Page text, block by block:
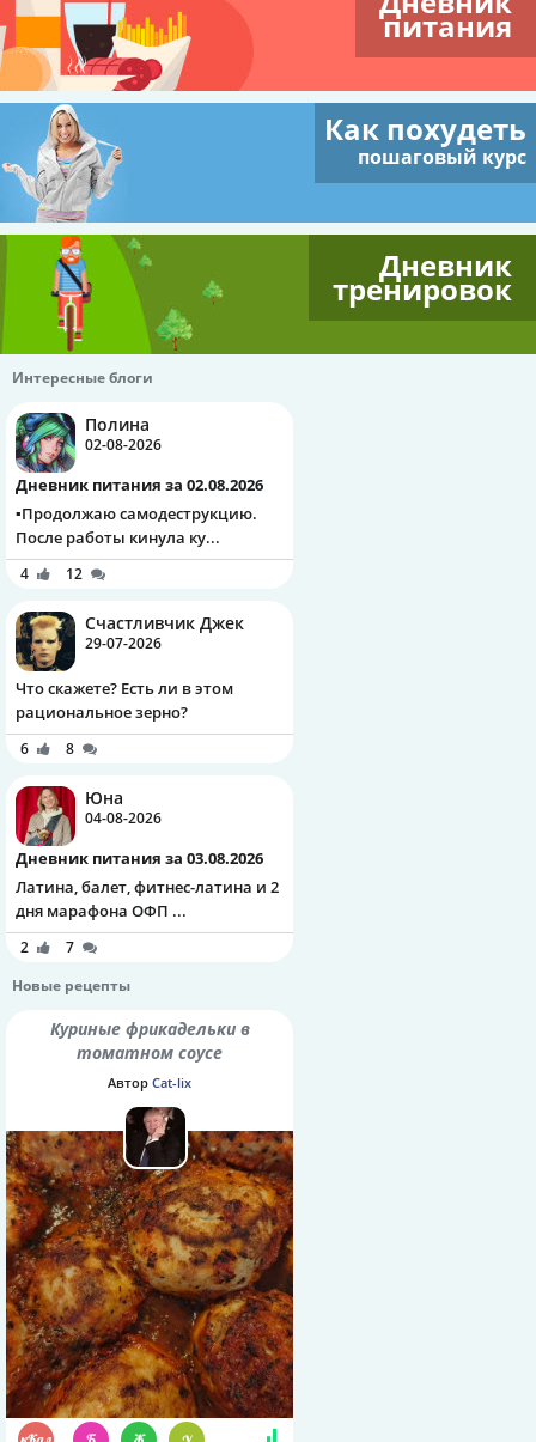
питания
Как похудеть
пошаговый курс
Дневник
тренировок
Интересные блоги
Полина
02-08-2026
Дневник питания за 02.08.2026
▪️Продолжаю самодеструкцию.
После работы кинула ку...
4 12
Счастливчик Джек
29-07-2026
Что скажете? Есть ли в этом
рациональное зерно?
6 8
Юна
04-08-2026
Дневник питания за 03.08.2026
Латина, балет, фитнес-латина и 2
дня марафона ОФП ...
2
7
Новые рецепты
Куриные фрикадельки в
томатном соусе
Автор Cat-lix